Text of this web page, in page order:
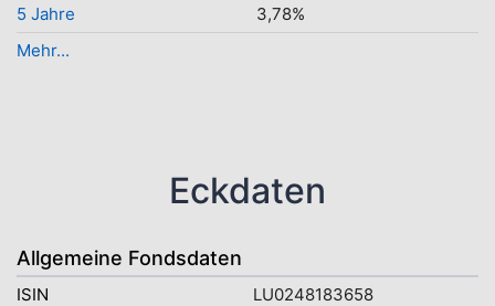
5 Jahre
3,78%
Mehr...
Eckdaten
Allgemeine Fondsdaten
ISIN
LU0248183658